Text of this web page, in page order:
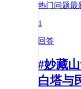
热门问题最
1
回答
#妙藏
白塔与